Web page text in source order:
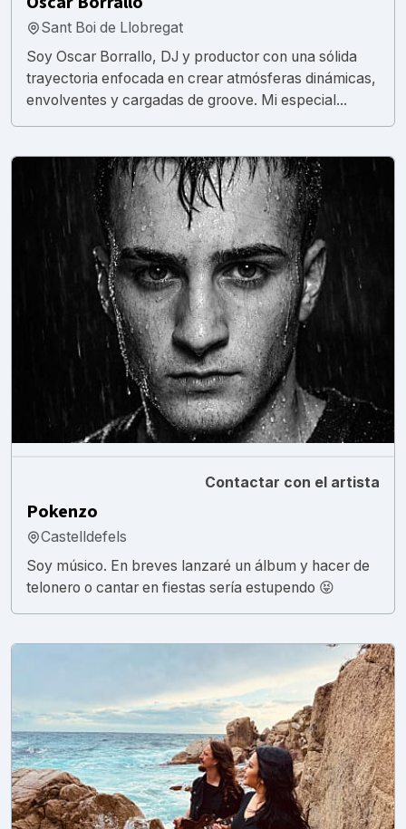
Sant Boi de Llobregat
Soy Oscar Borrallo, DJ y productor con una sólida
trayectoria enfocada en crear atmósferas dinámicas,
envolventes y cargadas de groove. Mi especial...
Contactar con el artista
Pokenzo
Castelldefels
Soy músico. En breves lanzaré un álbum y hacer de
telonero o cantar en fiestas sería estupendo 😝